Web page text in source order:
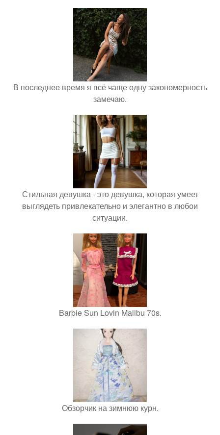
В последнее время я всё чаще одну закономерность
замечаю.
Стильная девушка - это девушка, которая умеет
выглядеть привлекательно и элегантно в любои
ситуации.
Barbie Sun Lovin Malibu 70s.
Обзорчик на зимнюю курн.